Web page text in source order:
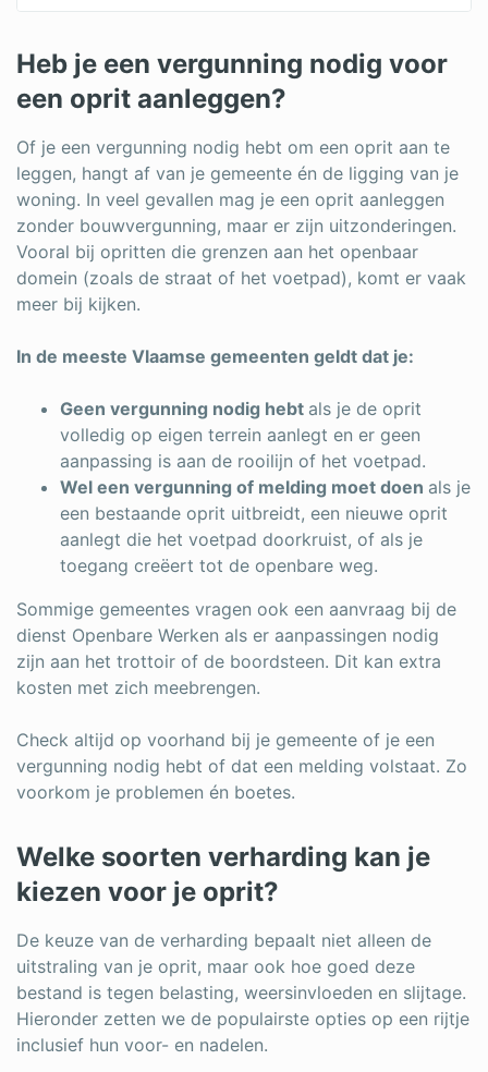
Heb je een vergunning nodig voor
een oprit aanleggen?
Of je een vergunning nodig hebt om een oprit aan te
leggen, hangt af van je gemeente én de ligging van je
woning. In veel gevallen mag je een oprit aanleggen
zonder bouwvergunning, maar er zijn uitzonderingen.
Vooral bij opritten die grenzen aan het openbaar
domein (zoals de straat of het voetpad), komt er vaak
meer bij kijken.
In de meeste Vlaamse gemeenten geldt dat je:
Geen vergunning nodig hebt als je de oprit
volledig op eigen terrein aanlegt en er geen
aanpassing is aan de rooilijn of het voetpad.
Wel een vergunning of melding moet doen als je
een bestaande oprit uitbreidt, een nieuwe oprit
aanlegt die het voetpad doorkruist, of als je
toegang creëert tot de openbare weg.
Sommige gemeentes vragen ook een aanvraag bij de
dienst Openbare Werken als er aanpassingen nodig
zijn aan het trottoir of de boordsteen. Dit kan extra
kosten met zich meebrengen.
Check altijd op voorhand bij je gemeente of je een
vergunning nodig hebt of dat een melding volstaat. Zo
voorkom je problemen én boetes.
Welke soorten verharding kan je
kiezen voor je oprit?
De keuze van de verharding bepaalt niet alleen de
uitstraling van je oprit, maar ook hoe goed deze
bestand is tegen belasting, weersinvloeden en slijtage.
Hieronder zetten we de populairste opties op een rijtje
inclusief hun voor- en nadelen.